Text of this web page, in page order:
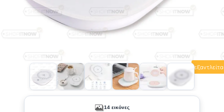
+9
14 εικόνες